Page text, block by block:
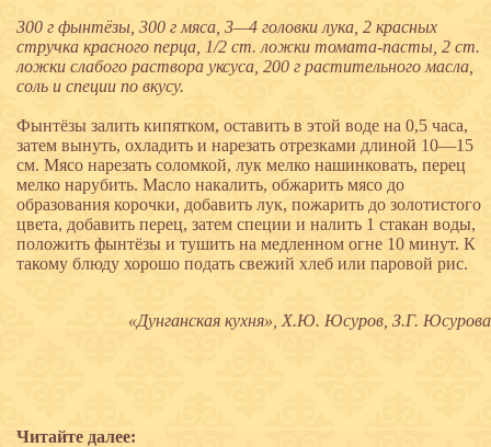
300 г фынтёзы, 300 г мяса, 3—4 головки лука, 2 красных
стручка красного перца, 1/2 ст. ложки томата-пасты, 2 ст.
ложки слабого раствора уксуса, 200 г растительного масла,
соль и специи по вкусу.
Фынтёзы залить кипятком, оставить в этой воде на 0,5 часа,
затем вынуть, охладить и нарезать отрезками длиной 10—15
см. Мясо нарезать соломкой, лук мелко нашинковать, перец
мелко нарубить. Масло накалить, обжарить мясо до
образования корочки, добавить лук, пожарить до золотистого
цвета, добавить перец, затем специи и налить 1 стакан воды,
положить фынтёзы и тушить на медленном огне 10 минут. К
такому блюду хорошо подать свежий хлеб или паровой рис.
«Дунганская кухня», Х.Ю. Юсуров, З.Г. Юсурова
Читайте далее: